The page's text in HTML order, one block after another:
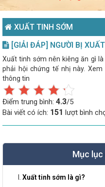
XUẤT TINH SỚM
[GIẢI ĐÁP] NGƯỜI BỊ
Xuất tinh sớm nên kiêng ăn gì
phải hội chứng tế nhị này.
thông tin
Điểm trung bình: 4.3/5
Bài viết có ích: 151 lượt bình
Mục lục
Xuất tinh sớm là gì?